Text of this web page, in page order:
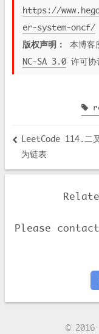
https://
er-system-oncf/
版权声明： 本博客
NC-SA 3.0 许可协
LeetCode 114.二
为链表
Please
© 2016